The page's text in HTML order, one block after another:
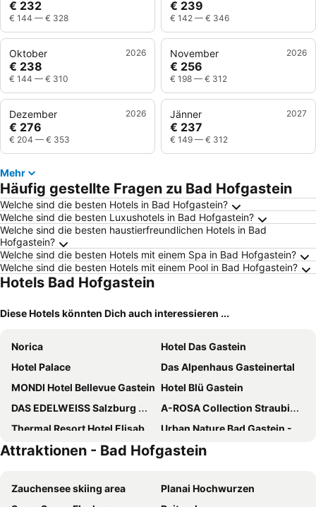
€ 232
€ 144 — € 328
€ 239
€ 142 — € 346
Oktober 2026
€ 238
€ 144 — € 310
November 2026
€ 256
€ 198 — € 312
Dezember 2026
€ 276
€ 204 — € 353
Jänner 2027
€ 237
€ 149 — € 312
Mehr
Häufig gestellte Fragen zu Bad Hofgastein
Welche sind die besten Hotels in Bad Hofgastein?
Welche sind die besten Luxushotels in Bad Hofgastein?
Welche sind die besten haustierfreundlichen Hotels in Bad
Hofgastein?
Welche sind die besten Hotels mit einem Spa in Bad Hofgastein?
Welche sind die besten Hotels mit einem Pool in Bad Hofgastein?
Hotels Bad Hofgastein
Diese Hotels könnten Dich auch interessieren ...
Norica
Hotel Das Gastein
Hotel Palace
Das Alpenhaus Gasteinertal
MONDI Hotel Bellevue Gastein Hotel Blü Gastein
DAS EDELWEISS Salzburg Mountain Resort
A-ROSA Collection Straubinger Grand Hotel Bad Gastein
Thermal Resort Hotel Elisabethpark
Urban Nature Bad Gastein - Badeschloss
EUROPÄISCHER HOF Bad Gastein
Hotel Rauscher - Das Naturteichparadies
Hotel Grossarler Hof Superior
Hotel Tauernhof
Attraktionen - Bad Hofgastein
Zauchensee skiing area
Planai Hochwurzen